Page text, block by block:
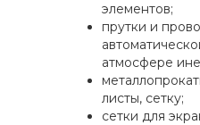
элементов;
прутки и
атмосфере
листы, сетку;
сетки для